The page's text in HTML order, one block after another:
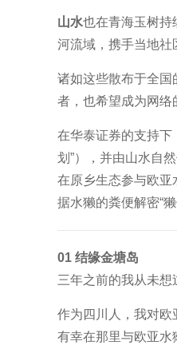
山水也在青海玉树持
河流域，携手当地社
诸如这些散布于全国
者，也希望成为网络
在华泰证券的支持下
划”），并由山水自
在原乡生态参与欧亚
据水獭的粪便解密“
01 结缘金塘岛
三年之前的我从未想
作为四川人，我对欧
有幸在那里与欧亚水